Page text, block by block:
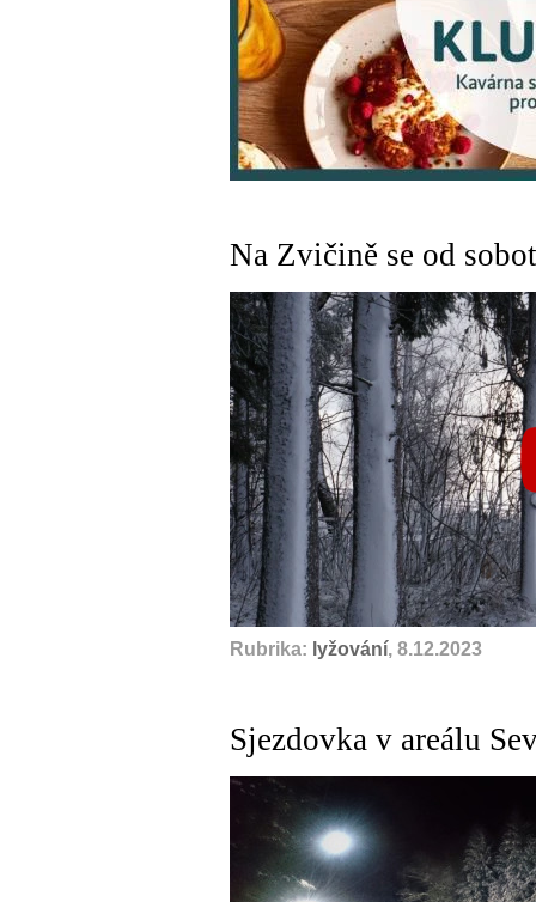
Na Zvičině se od
Rubrika: lyžování, 8.12.2023
Sjezdovka v areálu